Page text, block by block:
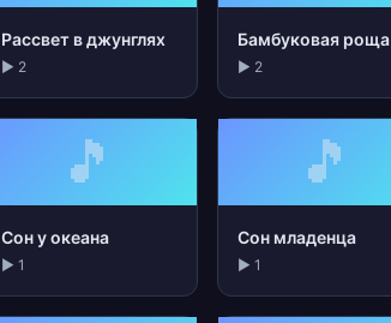
Рассвет в джунглях
▶ 2
Бамбуковая роща
▶ 2
🎵
Сон у океана
▶ 1
🎵
Сон младенца
▶ 1